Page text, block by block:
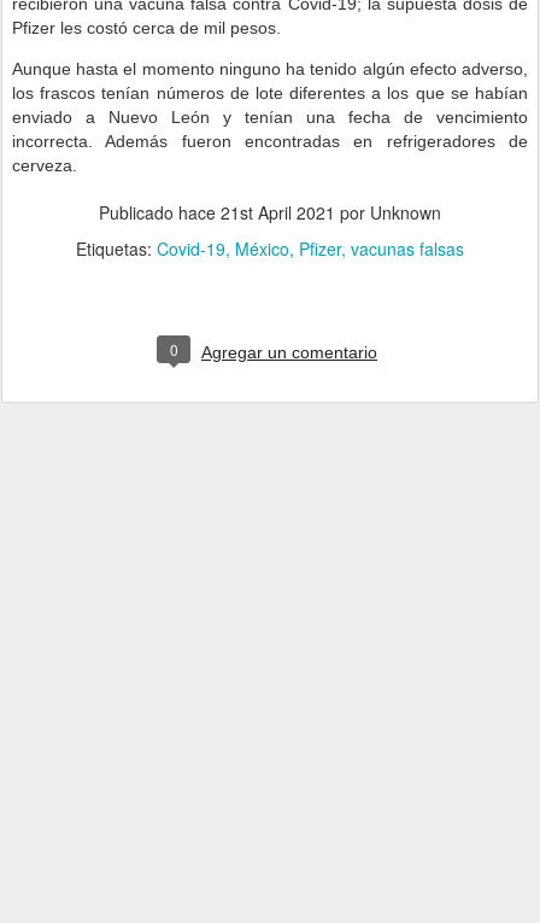
Pfizer les costó cerca de mil pesos.
Aunque hasta el momento ninguno ha tenido algún efecto adverso,
los frascos tenían números de lote diferentes a los que se habían
enviado a Nuevo León y tenían una fecha de vencimiento
incorrecta. Además fueron encontradas en refrigeradores de
cerveza.
Publicado hace 21st April 2021 por Unknown
Etiquetas: Covid-19 México Pfizer vacunas falsas
0 Agregar un comentario